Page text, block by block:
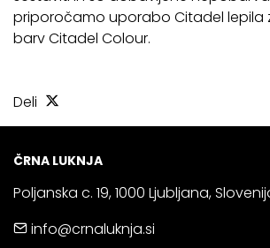
priporočamo uporabo Citadel lepila
barv Citadel Colour.
Deli
ČRNA LUKNJA
Poljanska c. 19, 1000 Ljubljana,
info@crnaluknja.si